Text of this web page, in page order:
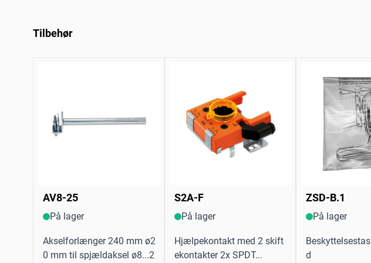
Tilbehør
AV8-25
På lager
Akselforlænger 240 mm ø2
0 mm til spjældaksel ø8...2
S2A-F
På lager
Hjælpekontakt med 2 skift
ekontakter 2x SPDT...
ZSD-B.1
På lager
d